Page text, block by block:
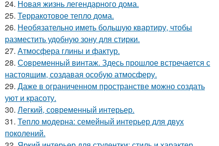
24. Новая жизнь легендарного дома.
25. Терракотовое тепло дома.
26. Необязательно иметь большую квартиру, чтобы
разместить удобную зону для стирки.
27. Атмосфера глины и фактур.
28. Современный винтаж. Здесь прошлое встречается с
настоящим, создавая особую атмосферу.
29. Даже в ограниченном пространстве можно создать
уют и красоту.
30. Легкий, современный интерьер.
31. Тепло модерна: семейный интерьер для двух
поколений.